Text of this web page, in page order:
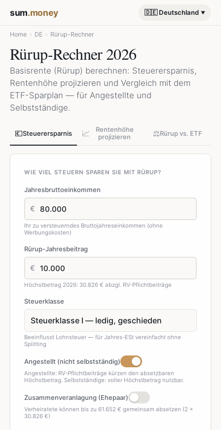
sum.money 🇩🇪 Deutschland
Home › DE › Rürup-Rechner
Rürup-Rechner 2026
Basisrente (Rürup) berechnen: Steuerersparnis,
Rentenhöhe projizieren und Vergleich mit dem
ETF-Sparplan — für Angestellte und
Selbstständige.
💶Steuerersparnis 📈
Rentenhöhe
projizieren
⚖️Rürup vs. ETF
WIE VIEL STEUERN SPAREN SIE MIT RÜRUP?
Jahresbruttoeinkommen
€
Ihr zu versteuerndes Bruttojahreseinkommen (ohne
Werbungskosten)
Rürup-Jahresbeitrag
€
Höchstbetrag 2026: 30.826 € abzgl. RV-Pflichtbeiträge
Steuerklasse
Beeinflusst Lohnsteuer — für Jahres-ESt vereinfacht ohne
Splitting
Angestellt (nicht selbstständig)
Angestellte: RV-Pflichtbeiträge kürzen den absetzbaren
Höchstbetrag. Selbstständige: voller Höchstbetrag nutzbar.
Zusammenveranlagung (Ehepaar)
Verheiratete können bis zu 61.652 € gemeinsam absetzen (2 ×
30.826 €)